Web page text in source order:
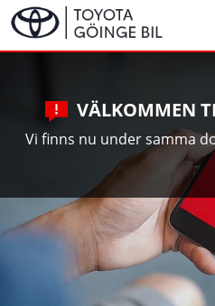
VÄLKOMMEN
Vi finns nu under samma